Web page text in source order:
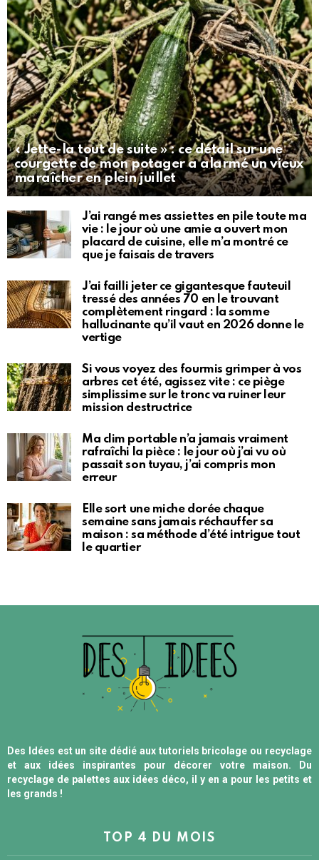
« Jette-la tout de suite » : ce détail sur une
courgette de mon potager a alarmé un vieux
maraîcher en plein juillet
J’ai rangé mes assiettes en pile toute ma
vie : le jour où une amie a ouvert mon
placard de cuisine, elle m’a montré ce
que je faisais de travers
J’ai failli jeter ce gigantesque fauteuil
tressé des années 70 en le trouvant
complètement ringard : la somme
hallucinante qu’il vaut en 2026 donne le
vertige
Si vous voyez des fourmis grimper à vos
arbres cet été, agissez vite : ce piège
simplissime sur le tronc va ruiner leur
mission destructrice
Ma clim portable n’a jamais vraiment
rafraîchi la pièce : le jour où j’ai vu où
passait son tuyau, j’ai compris mon
erreur
Elle sort une miche dorée chaque
semaine sans jamais réchauffer sa
maison : sa méthode d’été intrigue tout
le quartier
Des Idées est un site dédié aux tutoriels bricolage ou recyclage
et aux idées inspirantes pour décorer votre maison. Du
recyclage de palettes aux idées déco, il y en a pour les petits et
les grands !
TOP 4 DU MOIS